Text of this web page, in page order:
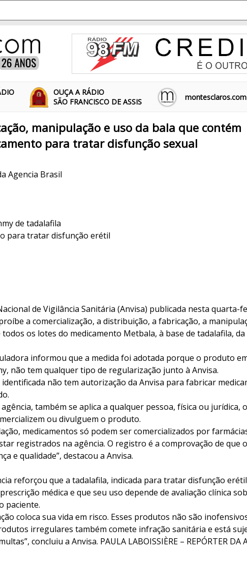
OUÇA A RÁDIO
SÃO FRANCISCO DE ASSIS
manipulação e uso da bala que contém
para tratar disfunção sexual
Agencia Brasil
de tadalafila
para tratar disfunção erétil
de Vigilância Sanitária (Anvisa) publicada nesta quarta-
a comercialização, a distribuição, a fabricação, a
os lotes do medicamento Metbala, à base de tadalafila,
informou que a medida foi adotada porque o produto
não tem qualquer tipo de regularização junto à Anvisa.
identificada não tem autorização da Anvisa para fabricar
também se aplica a qualquer pessoa, física ou jurídica,
ou divulguem o produto.
medicamentos só podem ser comercializados por
registrados na agência. O registro é a comprovação de que
e qualidade”, destacou a Anvisa.
reforçou que a tadalafila, indicada para tratar disfunção
médica e que seu uso depende de avaliação clínica
paciente.
coloca sua vida em risco. Esses produtos não são
irregulares também comete infração sanitária e está
concluiu a Anvisa. PAULA LABOISSIÈRE – REPÓRTER DA